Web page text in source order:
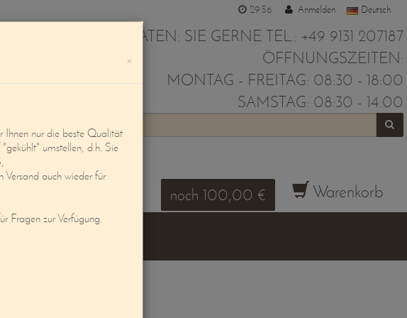
29:55 Anmelden Deutsch
WIR BERATEN: SIE GERNE TEL.: +49 9131 207187
ÖFFNUNGSZEITEN:
MONTAG - FREITAG: 08:30 - 18:00
SAMSTAG: 08:30 - 14:00
noch 100,00 € Warenkorb
×
Ihnen nur die beste Qualität
umstellen, d.h. Sie
Versand auch wieder für
Fragen zur Verfügung.